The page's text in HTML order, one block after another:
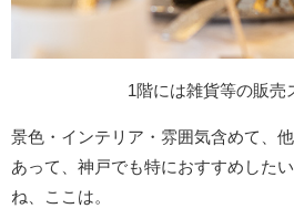
1階には雑貨等の販売
景色・インテリア・雰囲気含めて、
あって、神戸でも特におすすめした
ね、ここは。